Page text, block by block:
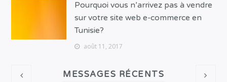
Pourquoi vous n’arrivez pas à vendre
sur votre site web e-commerce en
Tunisie?
août 11, 2017
MESSAGES RÉCENTS